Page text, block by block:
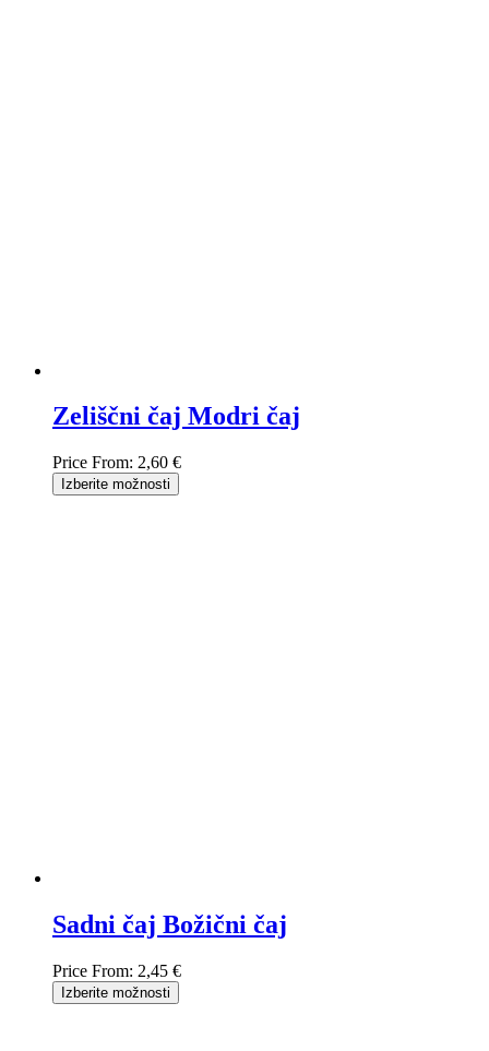
Zeliščni čaj Modri čaj
Price From: 2,60 €
Izberite možnosti
Sadni čaj Božični čaj
Price From: 2,45 €
Izberite možnosti